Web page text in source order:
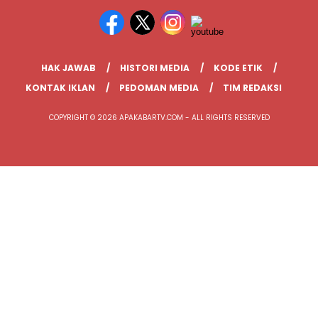
HAK JAWAB HISTORI MEDIA
KODE ETIK
KONTAK IKLAN
PEDOMAN MEDIA TIM REDAKSI
COPYRIGHT © 2026 APAKABARTV.COM - ALL RIGHTS RESERVED